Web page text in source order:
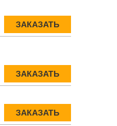
ЗАКАЗАТЬ
ЗАКАЗАТЬ
ЗАКАЗАТЬ